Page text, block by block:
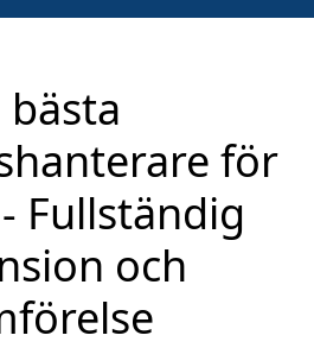
bästa
för
Fullständig
och